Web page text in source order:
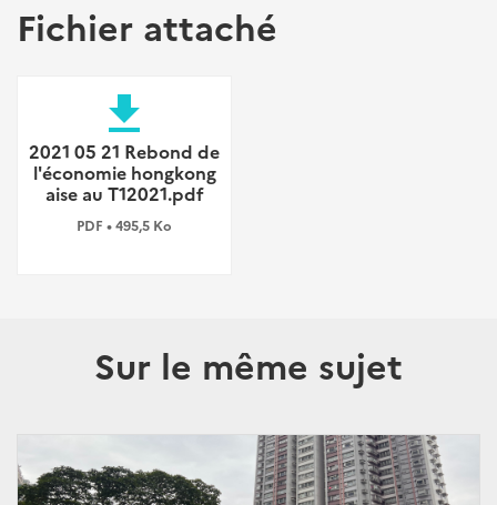
Fichier attaché
file_download
2021 05 21 Rebond de
l'économie hongkong
aise au T12021.pdf
PDF • 495,5 Ko
Sur le même sujet